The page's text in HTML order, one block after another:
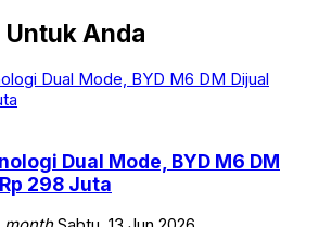
Untuk Anda
Dual Mode, BYD M6 DM
298 Juta